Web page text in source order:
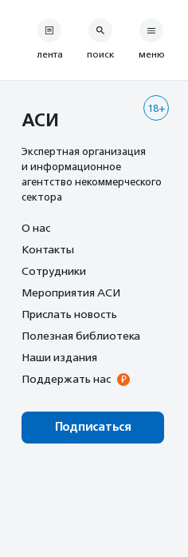
лента поиск меню
18+
АСИ
Экспертная организация
и информационное
агентство некоммерческого
сектора
О нас
Контакты
Сотрудники
Мероприятия АСИ
Прислать новость
Полезная библиотека
Наши издания
Поддержать нас
Подписаться